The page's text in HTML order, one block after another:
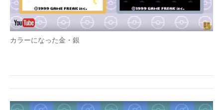
カラーになった金・銀